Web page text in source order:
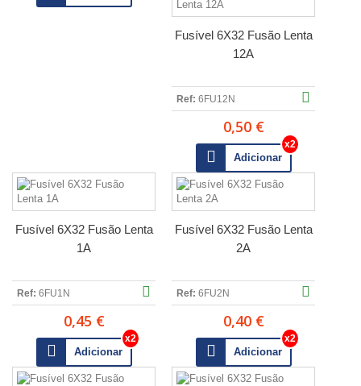
Fusível 6X32 Fusão Lenta
12A
Ref: 6FU12N
0,50 €
Adicionar
Fusível 6X32 Fusão Lenta
1A
Ref: 6FU1N
0,45 €
Adicionar
Fusível 6X32 Fusão Lenta
2A
Ref: 6FU2N
0,40 €
Adicionar